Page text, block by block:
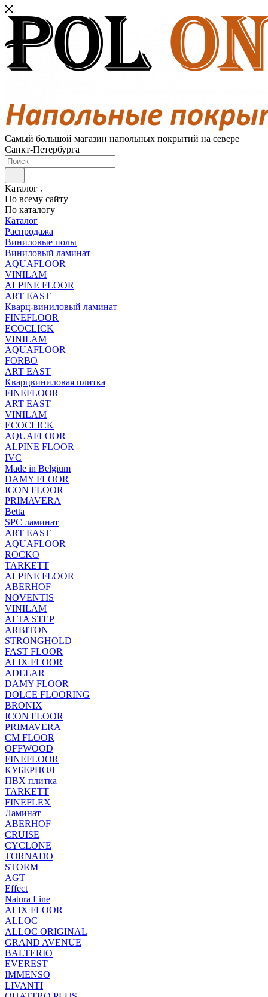
Самый большой магазин напольных покрытий на севере
Санкт-Петербурга
Каталог
По всему сайту
По каталогу
Каталог
Распродажа
Виниловые полы
Виниловый ламинат
AQUAFLOOR
VINILAM
ALPINE FLOOR
ART EAST
Кварц-виниловый ламинат
FINEFLOOR
ECOCLICK
VINILAM
AQUAFLOOR
FORBO
ART EAST
Кварцвиниловая плитка
FINEFLOOR
ART EAST
VINILAM
ECOCLICK
AQUAFLOOR
ALPINE FLOOR
IVC
Made in Belgium
DAMY FLOOR
ICON FLOOR
PRIMAVERA
Betta
SPC ламинат
ART EAST
AQUAFLOOR
ROCKO
TARKETT
ALPINE FLOOR
ABERHOF
NOVENTIS
VINILAM
ALTA STEP
ARBITON
STRONGHOLD
FAST FLOOR
ALIX FLOOR
ADELAR
DAMY FLOOR
DOLCE FLOORING
BRONIX
ICON FLOOR
PRIMAVERA
CM FLOOR
OFFWOOD
FINEFLOOR
КУБЕРПОЛ
ПВХ плитка
TARKETT
FINEFLEX
Ламинат
ABERHOF
CRUISE
CYCLONE
TORNADO
STORM
AGT
Effect
Natura Line
ALIX FLOOR
ALLOC
ALLOC ORIGINAL
GRAND AVENUE
BALTERIO
EVEREST
IMMENSO
LIVANTI